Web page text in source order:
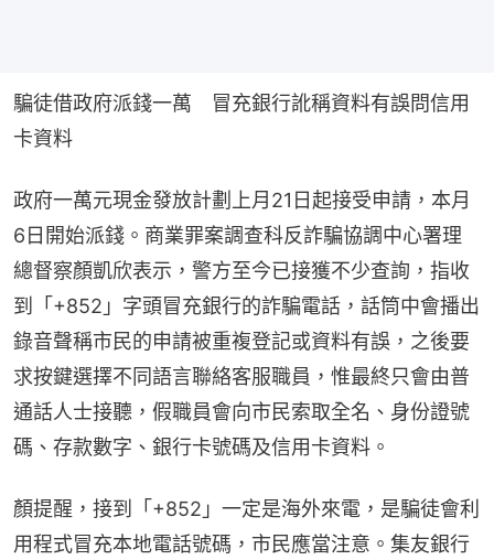
騙徒借政府派錢一萬　冒充銀行訛稱資料有誤問信用
卡資料​
政府一萬元現金發放計劃上月21日起接受申請，本月
6日開始派錢。商業罪案調查科反詐騙協調中心署理
總督察顏凱欣表示，警方至今已接獲不少查詢，指收
到「+852」字頭冒充銀行的詐騙電話，話筒中會播出
錄音聲稱市民的申請被重複登記或資料有誤，之後要
求按鍵選擇不同語言聯絡客服職員，惟最終只會由普
通話人士接聽，假職員會向市民索取全名、身份證號
碼、存款數字、銀行卡號碼及信用卡資料。
顏提醒，接到「+852」一定是海外來電，是騙徒會利
用程式冒充本地電話號碼，市民應當注意。集友銀行